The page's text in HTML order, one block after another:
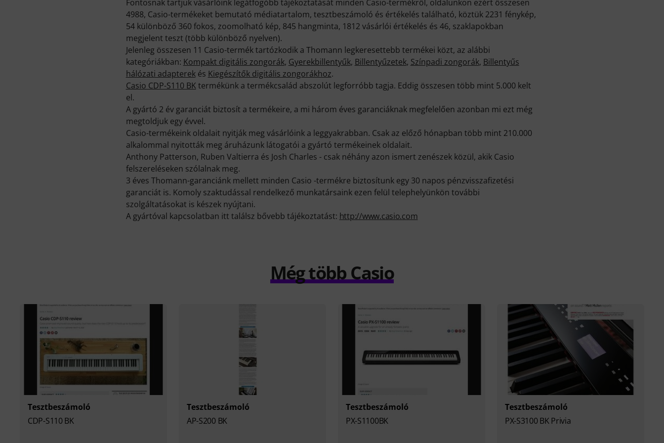
Fontosnak tartjuk vásárlóink legátfogóbb tájékoztatását minden Casio-termékről, oldalunkon ezért összesen
4988, Casio-termékeket bemutató médiatartalom, tesztbeszámoló és értékelés található, köztük 2231 fénykép,
54 különböző 360 fokos, zoomolható kép, 845 hangminta, 1812 vásárlói értékelés és 46, szaklapokban
megjelent teszt (több különböző nyelven).
Jelenleg összesen 11 Casio-termék tartózkodik a Thomann legkeresettebb termékei közt, az alábbi
kategóriákban: Kompakt digitális zongorák, Gyerekbillentyűk, Billentyűzetek, Színpadi zongorák, Billentyűs
hálózati adapterekés Kiegészítők digitális zongorákhoz.
Casio CDP-S110 BKtermékünk a termékcsalád abszolút legforróbb tagja. Eddig összesen több mint 5.000 kelt
el.
A gyártó 2 év garanciát biztosít a termékeire, a mi három éves garanciáknak megfelelően azonban mi ezt még
megtoldjuk egy évvel.
Casio-termékeink oldalait nyitják meg vásárlóink a leggyakrabban. Csak az előző hónapban több mint 210.000
alkalommal nyitották meg áruházunk látogatói a gyártó termékeinek oldalait.
Anthony Patterson, Ruben Valtierra és Josh Charles - csak néhány azon ismert zenészek közül, akik Casio
felszereléseken szólalnak meg.
3 éves Thomann-garanciánk mellett minden Casio -termékre biztosítunk egy 30 napos pénzvisszafizetési
garanciát is. Komoly szaktudással rendelkező munkatársaink ezen felül telephelyünkön további
szolgáltatásokat is készek nyújtani.
A gyártóval kapcsolatban itt találsz bővebb tájékoztatást: http://www.casio.com
Még több Casio
Tesztbeszámoló
CDP-S110 BK
Tesztbeszámoló
AP-S200 BK
Tesztbeszámoló
PX-S1100BK
Tesztbeszámoló
PX-S3100 BK Privia